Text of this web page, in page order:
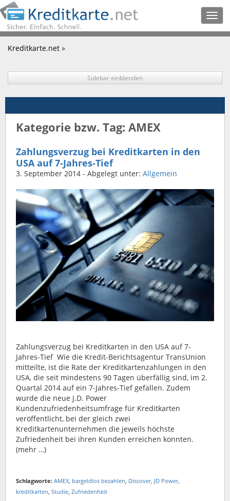
Kreditkarte.net »
Sidebar einblenden
Kategorie bzw. Tag: AMEX
Zahlungsverzug bei Kreditkarten in den
USA auf 7-Jahres-Tief
3. September 2014 - Abgelegt unter: Allgemein
Zahlungsverzug bei Kreditkarten in den USA auf 7-
Jahres-Tief Wie die Kredit-Berichtsagentur TransUnion
mitteilte, ist die Rate der Kreditkartenzahlungen in den
USA, die seit mindestens 90 Tagen überfällig sind, im 2.
Quartal 2014 auf ein 7-Jahres-Tief gefallen. Zudem
wurde die neue J.D. Power
Kundenzufriedenheitsumfrage für Kreditkarten
veröffentlicht, bei der gleich zwei
Kreditkartenunternehmen die jeweils höchste
Zufriedenheit bei ihren Kunden erreichen konnten.
(mehr …)
Schlagworte: AMEX bargeldlos bezahlen Discover, JD Power,
kreditkarten Studie Zufriedenheit